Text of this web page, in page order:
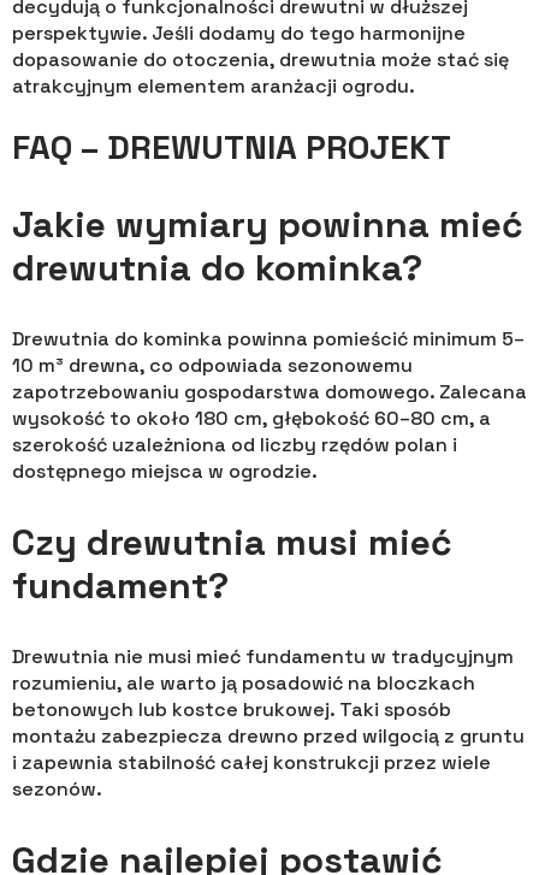
decydują o funkcjonalności drewutni w dłuższej
perspektywie. Jeśli dodamy do tego harmonijne
dopasowanie do otoczenia, drewutnia może stać się
atrakcyjnym elementem aranżacji ogrodu.
FAQ – DREWUTNIA PROJEKT
Jakie wymiary powinna mieć
drewutnia do kominka?
Drewutnia do kominka powinna pomieścić minimum 5–
10 m³ drewna, co odpowiada sezonowemu
zapotrzebowaniu gospodarstwa domowego. Zalecana
wysokość to około 180 cm, głębokość 60–80 cm, a
szerokość uzależniona od liczby rzędów polan i
dostępnego miejsca w ogrodzie.
Czy drewutnia musi mieć
fundament?
Drewutnia nie musi mieć fundamentu w tradycyjnym
rozumieniu, ale warto ją posadowić na bloczkach
betonowych lub kostce brukowej. Taki sposób
montażu zabezpiecza drewno przed wilgocią z gruntu
i zapewnia stabilność całej konstrukcji przez wiele
sezonów.
Gdzie najlepiej postawić